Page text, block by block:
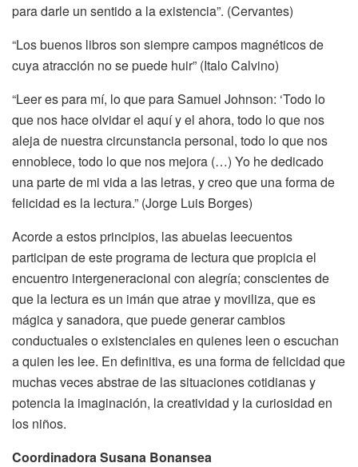
para darle un sentido a la existencia”. (Cervantes)
“Los buenos libros son siempre campos magnéticos de
cuya atracción no se puede huir” (Italo Calvino)
“Leer es para mí, lo que para Samuel Johnson: ‘Todo lo
que nos hace olvidar el aquí y el ahora, todo lo que nos
aleja de nuestra circunstancia personal, todo lo que nos
ennoblece, todo lo que nos mejora (…) Yo he dedicado
una parte de mi vida a las letras, y creo que una forma de
felicidad es la lectura.” (Jorge Luis Borges)
Acorde a estos principios, las abuelas leecuentos
participan de este programa de lectura que propicia el
encuentro intergeneracional con alegría; conscientes de
que la lectura es un imán que atrae y moviliza, que es
mágica y sanadora, que puede generar cambios
conductuales o existenciales en quienes leen o escuchan
a quien les lee. En definitiva, es una forma de felicidad que
muchas veces abstrae de las situaciones cotidianas y
potencia la imaginación, la creatividad y la curiosidad en
los niños.
Coordinadora Susana Bonansea